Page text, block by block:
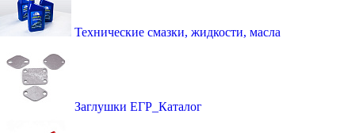
Технические смазки, жидкости, масла
Заглушки ЕГР_Каталог